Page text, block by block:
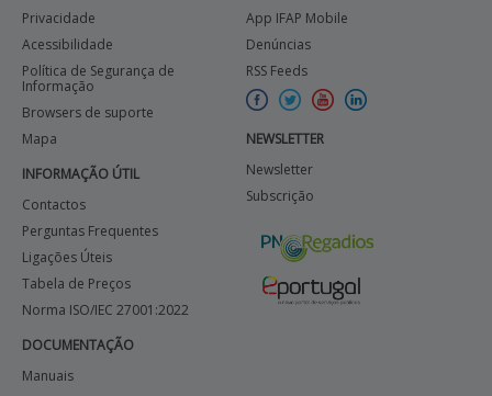
Privacidade
Acessibilidade
Política de Segurança de
Informação
Browsers de suporte
Mapa
INFORMAÇÃO ÚTIL
Contactos
Perguntas Frequentes
Ligações Úteis
Tabela de Preços
Norma ISO/IEC 27001:2022
DOCUMENTAÇÃO
Manuais
App IFAP Mobile
Denúncias
RSS Feeds
NEWSLETTER
Newsletter
Subscrição